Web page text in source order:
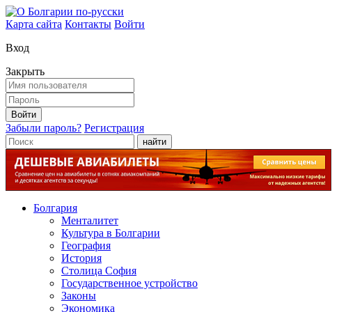
Карта сайта Контакты Войти
Вход
Закрыть
Войти
Забыли пароль? Регистрация
найти
Болгария
Менталитет
Культура в Болгарии
География
История
Столица София
Государственное устройство
Законы
Экономика